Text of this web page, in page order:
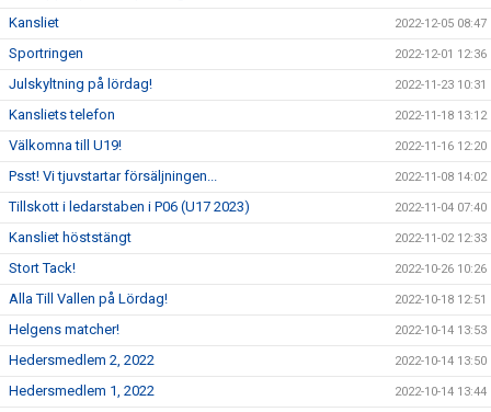
Kansliet 2022-12-05 08:47
Sportringen 2022-12-01 12:36
Julskyltning på lördag! 2022-11-23 10:31
Kansliets telefon 2022-11-18 13:12
Välkomna till U19! 2022-11-16 12:20
Psst! Vi tjuvstartar försäljningen... 2022-11-08 14:02
Tillskott i ledarstaben i P06 (U17 2023) 2022-11-04 07:40
Kansliet höststängt 2022-11-02 12:33
Stort Tack! 2022-10-26 10:26
Alla Till Vallen på Lördag! 2022-10-18 12:51
Helgens matcher! 2022-10-14 13:53
Hedersmedlem 2, 2022 2022-10-14 13:50
Hedersmedlem 1, 2022 2022-10-14 13:44